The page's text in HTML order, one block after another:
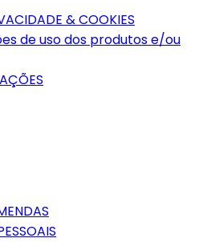
& COOKIES
de uso dos produtos e/ou